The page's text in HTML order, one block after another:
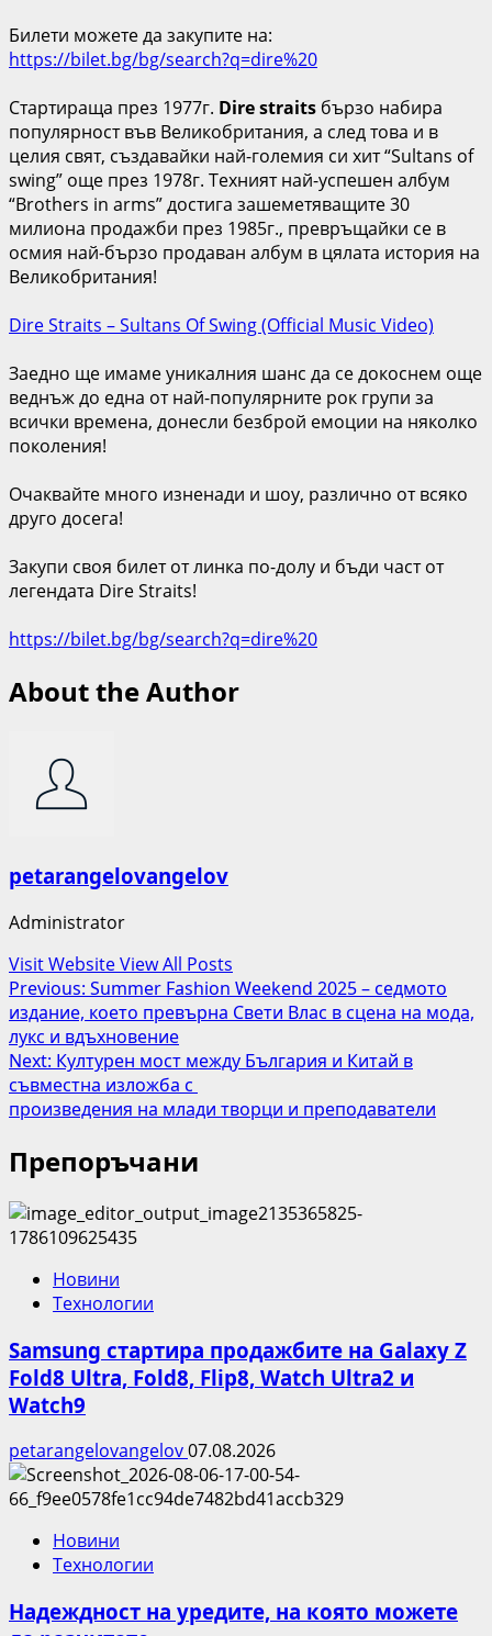
Билети можете да закупите на:
https://bilet.bg/bg/search?q=dire%20
Стартираща през 1977г. Dire straits бързо набира
популярност във Великобритания, а след това и в
целия свят, създавайки най-големия си хит “Sultans of
swing” още през 1978г. Техният най-успешен албум
“Brothers in arms” достига зашеметяващите 30
милиона продажби през 1985г., превръщайки се в
осмия най-бързо продаван албум в цялата история на
Великобритания!
Dire Straits – Sultans Of Swing (Official Music Video)
Заедно ще имаме уникалния шанс да се докоснем още
веднъж до една от най-популярните рок групи за
всички времена, донесли безброй емоции на няколко
поколения!
Очаквайте много изненади и шоу, различно от всяко
друго досега!
Закупи своя билет от линка по-долу и бъди част от
легендата Dire Straits!
https://bilet.bg/bg/search?q=dire%20
About the Author
petarangelovangelov
Administrator
Visit WebsiteView All Posts
Post
navigation
Previous: Summer Fashion Weekend 2025 – седмото
издание, което превърна Свети Влас в сцена на мода,
лукс и вдъхновение
Next: Културен мост между България и Китай в
съвместна изложба с
произведения на млади творци и преподаватели
Препоръчани
Новини
Технологии
Samsung стартира продажбите на Galaxy Z
Fold8 Ultra, Fold8, Flip8, Watch Ultra2 и
Watch9
petarangelovangelov07.08.2026
Новини
Технологии
Надеждност на уредите, на която можете